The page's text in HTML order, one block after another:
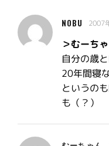
NOBU 2007
＞むーち
自分の歳
20年間寝
というの
も（？）